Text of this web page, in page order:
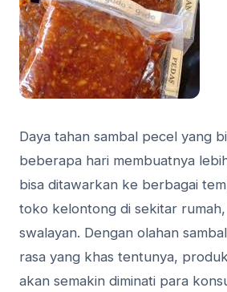
Daya tahan sambal pecel yang
beberapa hari membuatnya
bisa ditawarkan ke berbagai
toko kelontong di sekitar
swalayan. Dengan olahan
rasa yang khas tentunya,
akan semakin diminati para